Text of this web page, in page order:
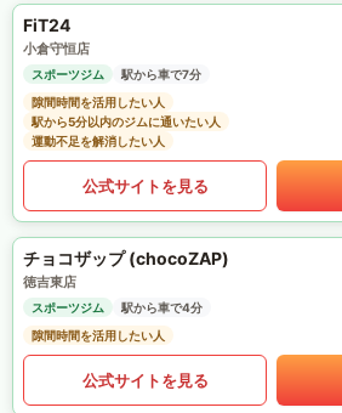
FiT24
小倉守恒店
スポーツジム
駅から車で7分
隙間時間を活用したい人
駅から5分以内のジムに通いたい人
運動不足を解消したい人
公式サイトを見る
チョコザップ (chocoZAP)
徳吉東店
スポーツジム
駅から車で4分
隙間時間を活用したい人
公式サイトを見る